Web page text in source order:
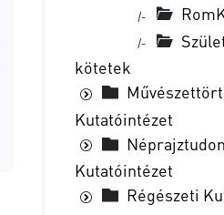
|-
|-
kötetek
Kutatóintézet
Kutatóintézet
Régészeti